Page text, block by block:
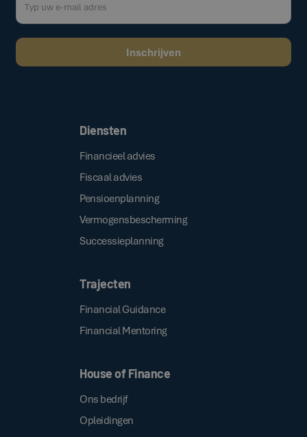
Diensten
Financieel advies
Fiscaal advies
Pensioenplanning
Vermogensbescherming
Successieplanning
Trajecten
Financial Guidance
Financial Mentoring
House of Finance
Ons bedrijf
Opleidingen